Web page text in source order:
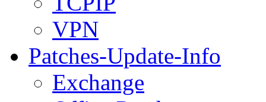
VPN
Patches-Update-Info
Exchange